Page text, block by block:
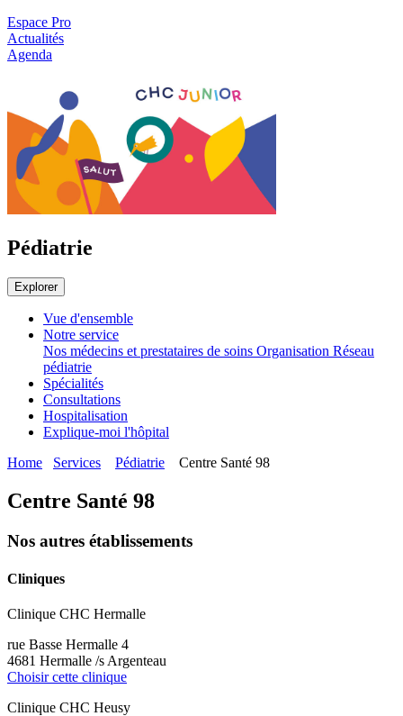
Espace Pro
Actualités
Agenda
Pédiatrie
Explorer
Vue d'ensemble
Notre service
Nos médecins et prestataires de soins Organisation Réseau
pédiatrie
Spécialités
Consultations
Hospitalisation
Explique-moi l'hôpital
Home
Services Pédiatrie Centre Santé 98
Centre Santé 98
Nos autres établissements
Cliniques
Clinique CHC Hermalle
rue Basse Hermalle 4
4681 Hermalle /s Argenteau
Choisir cette clinique
Clinique CHC Heusy